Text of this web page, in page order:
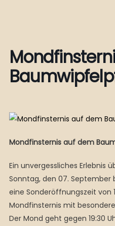
Mondfinsternis auf dem
Ein unvergessliches Erlebnis
Sonntag, den 07.
eine Sonderöffnungszeit von
Mondfinsternis mit
Der Mond geht gegen 19:30